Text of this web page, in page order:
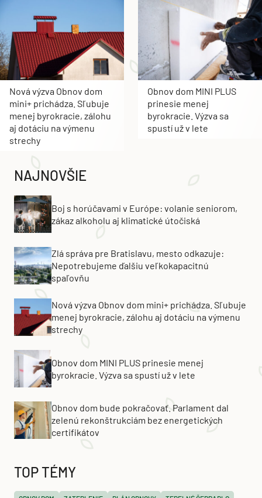
Nová výzva Obnov dom
mini+ prichádza. Sľubuje
menej byrokracie, zálohu
aj dotáciu na výmenu
strechy
Obnov dom MINI PLUS
prinesie menej
byrokracie. Výzva sa
spustí už v lete
NAJNOVŠIE
Boj s horúčavami v Európe: volanie seniorom,
zákaz alkoholu aj klimatické útočiská
Zlá správa pre Bratislavu, mesto odkazuje:
Nepotrebujeme ďalšiu veľkokapacitnú
spaľovňu
Nová výzva Obnov dom mini+ prichádza. Sľubuje
menej byrokracie, zálohu aj dotáciu na výmenu
strechy
Obnov dom MINI PLUS prinesie menej
byrokracie. Výzva sa spustí už v lete
Obnov dom bude pokračovať. Parlament dal
zelenú rekonštrukciám bez energetických
certifikátov
TOP TÉMY